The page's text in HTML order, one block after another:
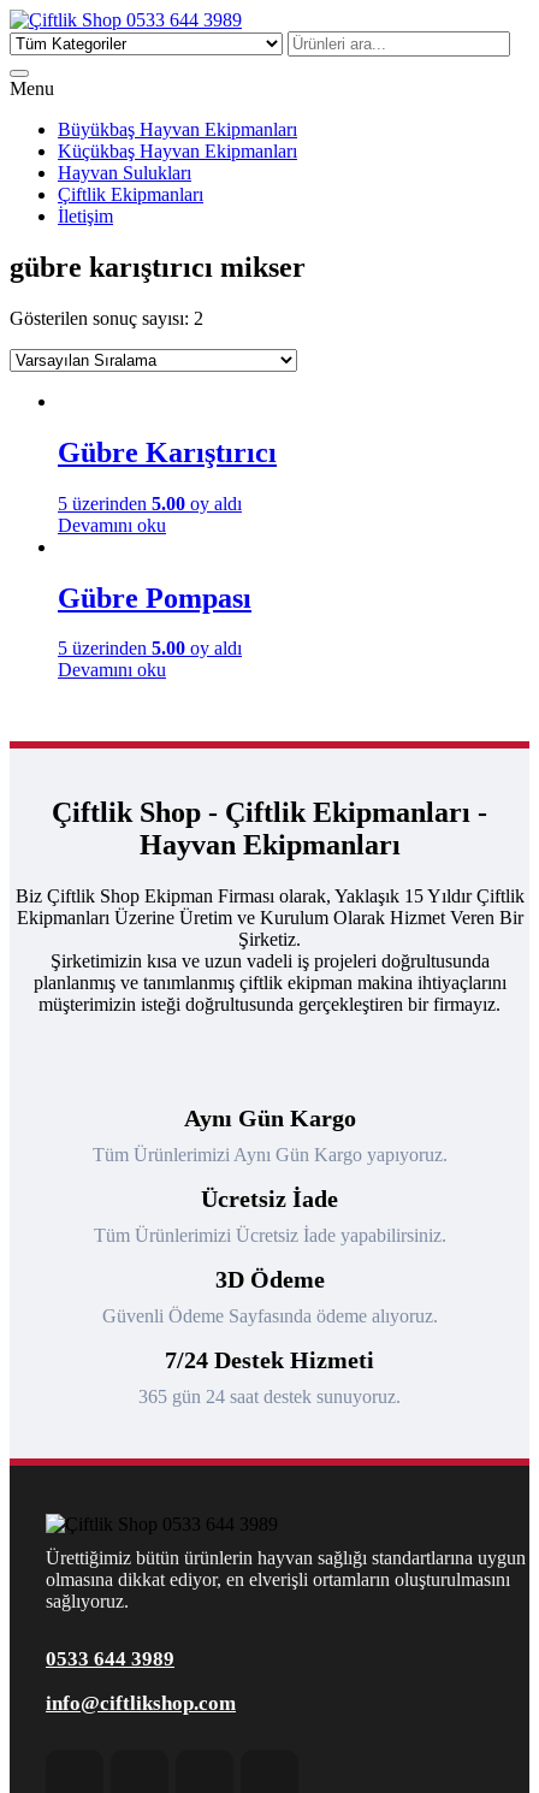
Çiftlik Shop 0533 644 3989
Menu
Büyükbaş Hayvan Ekipmanları
Küçükbaş Hayvan Ekipmanları
Hayvan Sulukları
Çiftlik Ekipmanları
İletişim
gübre karıştırıcı mikser
Gösterilen sonuç sayısı: 2
Gübre Karıştırıcı
5 üzerinden 5.00 oy aldı
Devamını oku
Gübre Pompası
5 üzerinden 5.00 oy aldı
Devamını oku
Çiftlik Shop - Çiftlik Ekipmanları -
Hayvan Ekipmanları
Biz Çiftlik Shop Ekipman Firması olarak, Yaklaşık 15 Yıldır Çiftlik
Ekipmanları Üzerine Üretim ve Kurulum Olarak Hizmet Veren Bir
Şirketiz.
Şirketimizin kısa ve uzun vadeli iş projeleri doğrultusunda
planlanmış ve tanımlanmış çiftlik ekipman makina ihtiyaçlarını
müşterimizin isteği doğrultusunda gerçekleştiren bir firmayız.
Aynı Gün Kargo
Tüm Ürünlerimizi Aynı Gün Kargo yapıyoruz.
Ücretsiz İade
Tüm Ürünlerimizi Ücretsiz İade yapabilirsiniz.
3D Ödeme
Güvenli Ödeme Sayfasında ödeme alıyoruz.
7/24 Destek Hizmeti
365 gün 24 saat destek sunuyoruz.
Ürettiğimiz bütün ürünlerin hayvan sağlığı standartlarına uygun
olmasına dikkat ediyor, en elverişli ortamların oluşturulmasını
sağlıyoruz.
0533 644 3989
info@ciftlikshop.com